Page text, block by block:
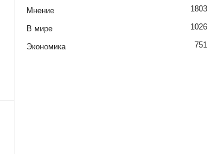
Мнение 1803
В мире 1026
Экономика 751